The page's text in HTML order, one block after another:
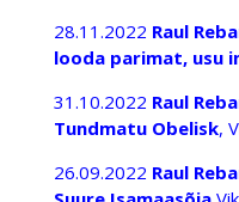
28.11.2022 Raul
looda parimat, usu
31.10.2022 Raul
Tundmatu Obelisk,
26.09.2022 Raul